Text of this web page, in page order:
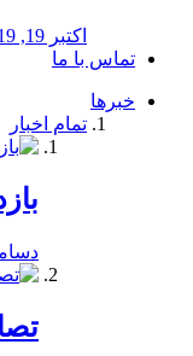
اکتبر 19, 2019
تماس با ما
خبرها
تمام اخبار
دسامبر 24,